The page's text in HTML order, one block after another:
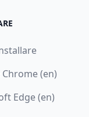
(en)
Edge (en)